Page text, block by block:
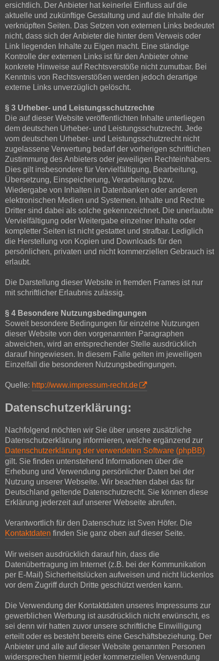
ersichtlich. Der Anbieter hat keinerlei Einfluss auf die
aktuelle und zukünftige Gestaltung und auf die Inhalte der
verknüpften Seiten. Das Setzen von externen Links bedeutet
nicht, dass sich der Anbieter die hinter dem Verweis oder
Link liegenden Inhalte zu Eigen macht. Eine ständige
Kontrolle der externen Links ist für den Anbieter ohne
konkrete Hinweise auf Rechtsverstöße nicht zumutbar. Bei
Kenntnis von Rechtsverstößen werden jedoch derartige
externe Links unverzüglich gelöscht.
§ 3 Urheber- und Leistungsschutzrechte
Die auf dieser Website veröffentlichten Inhalte unterliegen
dem deutschen Urheber- und Leistungsschutzrecht. Jede
vom deutschen Urheber- und Leistungsschutzrecht nicht
zugelassene Verwertung bedarf der vorherigen schriftlichen
Zustimmung des Anbieters oder jeweiligen Rechteinhabers.
Dies gilt insbesondere für Vervielfältigung, Bearbeitung,
Übersetzung, Einspeicherung, Verarbeitung bzw.
Wiedergabe von Inhalten in Datenbanken oder anderen
elektronischen Medien und Systemen. Inhalte und Rechte
Dritter sind dabei als solche gekennzeichnet. Die unerlaubte
Vervielfältigung oder Weitergabe einzelner Inhalte oder
kompletter Seiten ist nicht gestattet und strafbar. Lediglich
die Herstellung von Kopien und Downloads für den
persönlichen, privaten und nicht kommerziellen Gebrauch ist
erlaubt.
Die Darstellung dieser Website in fremden Frames ist nur
mit schriftlicher Erlaubnis zulässig.
§ 4 Besondere Nutzungsbedingungen
Soweit besondere Bedingungen für einzelne Nutzungen
dieser Website von den vorgenannten Paragraphen
abweichen, wird an entsprechender Stelle ausdrücklich
darauf hingewiesen. In diesem Falle gelten im jeweiligen
Einzelfall die besonderen Nutzungsbedingungen.
Quelle: http://www.impressum-recht.de
Datenschutzerklärung:
Nachfolgend möchten wir Sie über unsere zusätzliche
Datenschutzerklärung informieren, welche ergänzend zur
Datenschutzerklärung der verwendeten Software (phpBB)
gilt. Sie finden untenstehend Informationen über die
Erhebung und Verwendung persönlicher Daten bei der
Nutzung unserer Webseite. Wir beachten dabei das für
Deutschland geltende Datenschutzrecht. Sie können diese
Erklärung jederzeit auf unserer Webseite abrufen.
Verantwortlich für den Datenschutz ist Sven Höfer. Die
Kontaktdaten finden Sie ganz oben auf dieser Seite.
Wir weisen ausdrücklich darauf hin, dass die
Datenübertragung im Internet (z.B. bei der Kommunikation
per E-Mail) Sicherheitslücken aufweisen und nicht lückenlos
vor dem Zugriff durch Dritte geschützt werden kann.
Die Verwendung der Kontaktdaten unseres Impressums zur
gewerblichen Werbung ist ausdrücklich nicht erwünscht, es
sei denn wir hatten zuvor unsere schriftliche Einwilligung
erteilt oder es besteht bereits eine Geschäftsbeziehung. Der
Anbieter und alle auf dieser Website genannten Personen
widersprechen hiermit jeder kommerziellen Verwendung